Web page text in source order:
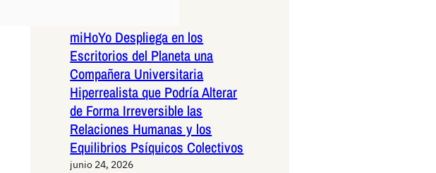
miHoYo Despliega en los
Escritorios del Planeta una
Compañera Universitaria
Hiperrealista que Podría Alterar
de Forma Irreversible las
Relaciones Humanas y los
Equilibrios Psíquicos Colectivos
junio 24, 2026